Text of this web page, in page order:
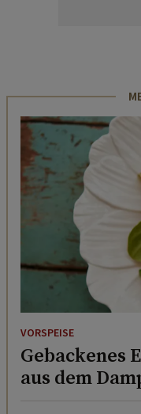
VORSPEISE
Gebackenes
aus dem